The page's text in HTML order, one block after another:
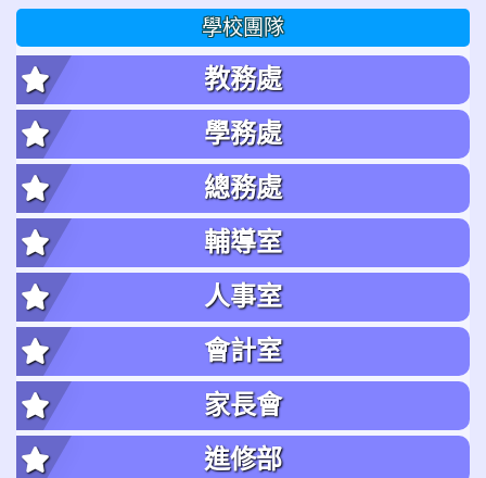
學校團隊
教務處
學務處
總務處
輔導室
人事室
會計室
家長會
進修部